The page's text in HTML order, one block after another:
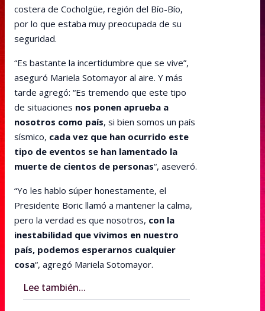
costera de Cocholgüe, región del Bío-Bío,
por lo que estaba muy preocupada de su
seguridad.
“Es bastante la incertidumbre que se vive”,
aseguró Mariela Sotomayor al aire. Y más
tarde agregó: “Es tremendo que este tipo
de situaciones nos ponen aprueba a
nosotros como país, si bien somos un país
sísmico, cada vez que han ocurrido este
tipo de eventos se han lamentado la
muerte de cientos de personas“, aseveró.
“Yo les hablo súper honestamente, el
Presidente Boric llamó a mantener la calma,
pero la verdad es que nosotros, con la
inestabilidad que vivimos en nuestro
país, podemos esperarnos cualquier
cosa“, agregó Mariela Sotomayor.
Lee también...